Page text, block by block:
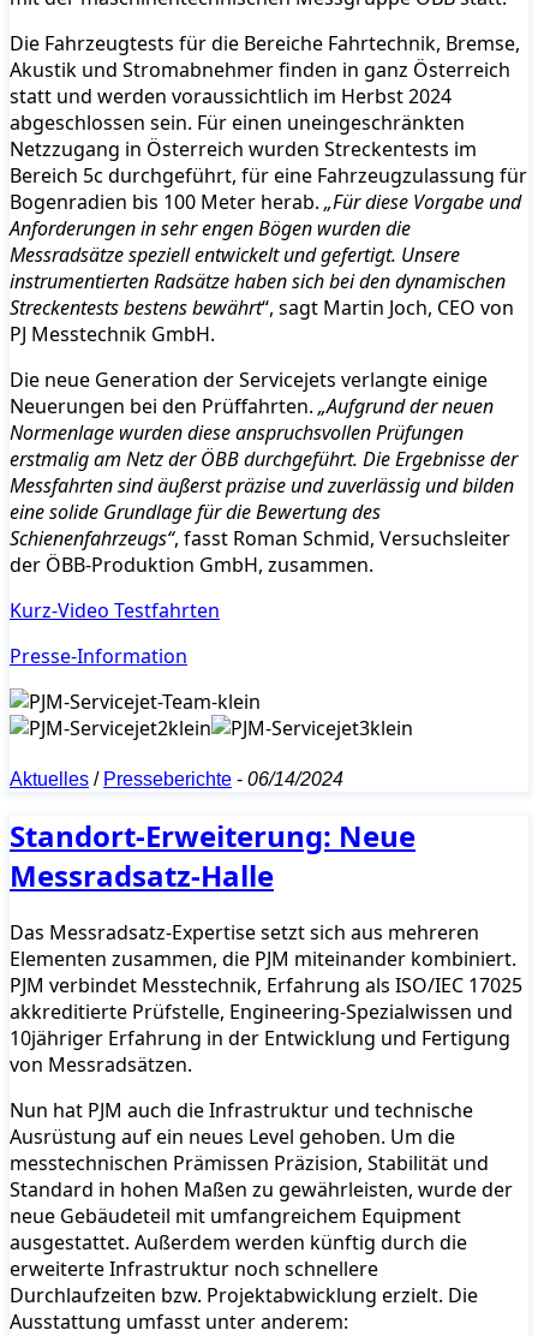
Die Fahrzeugtests für die Bereiche Fahrtechnik, Bremse,
Akustik und Stromabnehmer finden in ganz Österreich
statt und werden voraussichtlich im Herbst 2024
abgeschlossen sein. Für einen uneingeschränkten
Netzzugang in Österreich wurden Streckentests im
Bereich 5c durchgeführt, für eine Fahrzeugzulassung für
Bogenradien bis 100 Meter herab. „Für diese Vorgabe und
Anforderungen in sehr engen Bögen wurden die
Messradsätze speziell entwickelt und gefertigt. Unsere
instrumentierten Radsätze haben sich bei den dynamischen
Streckentests bestens bewährt“, sagt Martin Joch, CEO von
PJ Messtechnik GmbH.
Die neue Generation der Servicejets verlangte einige
Neuerungen bei den Prüffahrten. „Aufgrund der neuen
Normenlage wurden diese anspruchsvollen Prüfungen
erstmalig am Netz der ÖBB durchgeführt. Die Ergebnisse der
Messfahrten sind äußerst präzise und zuverlässig und bilden
eine solide Grundlage für die Bewertung des
Schienenfahrzeugs“, fasst Roman Schmid, Versuchsleiter
der ÖBB-Produktion GmbH, zusammen.
Kurz-Video Testfahrten
Presse-Information
Aktuelles / Presseberichte - 06/14/2024
Standort-Erweiterung: Neue
Messradsatz-Halle
Das Messradsatz-Expertise setzt sich aus mehreren
Elementen zusammen, die PJM miteinander kombiniert.
PJM verbindet Messtechnik, Erfahrung als ISO/IEC 17025
akkreditierte Prüfstelle, Engineering-Spezialwissen und
10jähriger Erfahrung in der Entwicklung und Fertigung
von Messradsätzen.
Nun hat PJM auch die Infrastruktur und technische
Ausrüstung auf ein neues Level gehoben. Um die
messtechnischen Prämissen Präzision, Stabilität und
Standard in hohen Maßen zu gewährleisten, wurde der
neue Gebäudeteil mit umfangreichem Equipment
ausgestattet. Außerdem werden künftig durch die
erweiterte Infrastruktur noch schnellere
Durchlaufzeiten bzw. Projektabwicklung erzielt. Die
Ausstattung umfasst unter anderem: